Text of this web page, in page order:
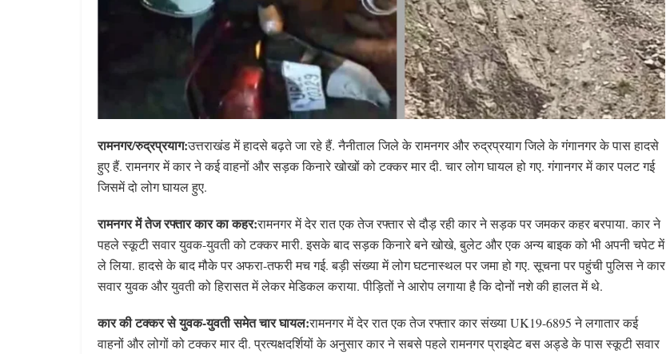
रामनगर/रुद्रप्रयाग:उत्तराखंड में हादसे बढ़ते जा रहे हैं. नैनीताल जिले के रामनगर और रुद्रप्रयाग जिले के गंगानगर के पास हादसे
हुए हैं. रामनगर में कार ने कई वाहनों और सड़क किनारे खोखों को टक्कर मार दी. चार लोग घायल हो गए. गंगानगर में कार पलट गई
जिसमें दो लोग घायल हुए.
रामनगर में तेज रफ्तार कार का कहर:रामनगर में देर रात एक तेज रफ्तार से दौड़ रही कार ने सड़क पर जमकर कहर बरपाया. कार ने
पहले स्कूटी सवार युवक-युवती को टक्कर मारी. इसके बाद सड़क किनारे बने खोखे, बुलेट और एक अन्य बाइक को भी अपनी चपेट में
ले लिया. हादसे के बाद मौके पर अफरा-तफरी मच गई. बड़ी संख्या में लोग घटनास्थल पर जमा हो गए. सूचना पर पहुंची पुलिस ने कार
सवार युवक और युवती को हिरासत में लेकर मेडिकल कराया. पीड़ितों ने आरोप लगाया है कि दोनों नशे की हालत में थे.
कार की टक्कर से युवक-युवती समेत चार घायल:रामनगर में देर रात एक तेज रफ्तार कार संख्या UK19-6895 ने लगातार कई
वाहनों और लोगों को टक्कर मार दी. प्रत्यक्षदर्शियों के अनुसार कार ने सबसे पहले रामनगर प्राइवेट बस अड्डे के पास स्कूटी सवार